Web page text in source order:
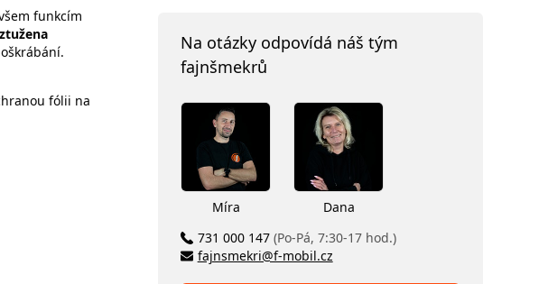
funkcím
fólii na
Na otázky odpovídá náš tým
fajnšmekrů
Míra
Dana
731 000 147 (Po-Pá, 7:30-17 hod.)
fajnsmekri@f-mobil.cz